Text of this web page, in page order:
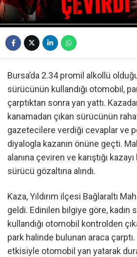
Bursa’da 2.34 promil alkollü
sürücünün kullandığı otomobil,
çarptıktan sonra yan yattı.
kanamadan çıkan sürücünün
gazetecilere verdiği cevaplar ve
diyalogla kazanın önüne geçti.
alanına çeviren ve karıştığı
sürücü gözaltına alındı.
Kaza, Yıldırım ilçesi Bağlaraltı
geldi. Edinilen bilgiye göre, kadın
kullandığı otomobil kontrolden
park halinde bulunan araca çarptı.
etkisiyle otomobil yan yatarak